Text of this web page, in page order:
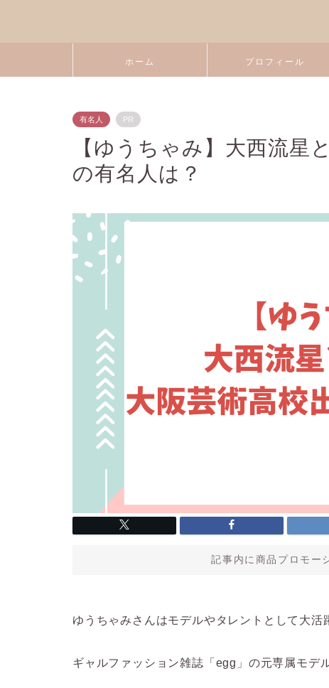
ホーム プロフィール
有名人 PR
【ゆうちゃみ】大西流星
の有名人は？
記事内に商品プロモー
ゆうちゃみさんはモデルやタレントとして大活
ギャルファッション雑誌「egg」の元専属モデ